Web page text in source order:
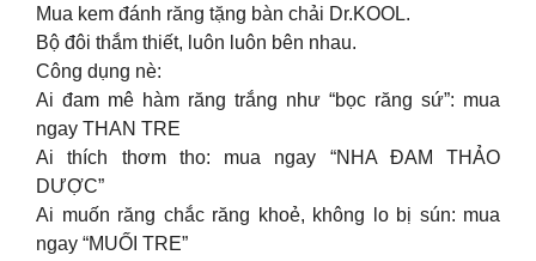
Mua kem đánh răng tặng bàn chải Dr.KOOL.
Bộ đôi thắm thiết, luôn luôn bên nhau.
Công dụng nè:
Ai đam mê hàm răng trắng như “bọc răng sứ”: mua
ngay THAN TRE
Ai thích thơm tho: mua ngay “NHA ĐAM THẢO
DƯỢC”
Ai muốn răng chắc răng khoẻ, không lo bị sún: mua
ngay “MUỐI TRE”